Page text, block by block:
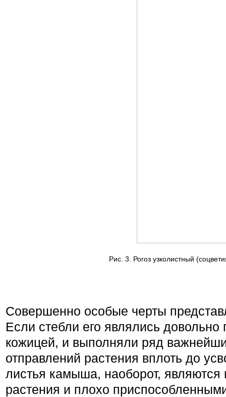
Рис. 3. Рогоз узколист­ный
Совершенно особые черты
Если стебли его являлись
кожицей, и выполняли ряд
отправлений растения вплоть до
листья камыша, наоборот,
растения и плохо